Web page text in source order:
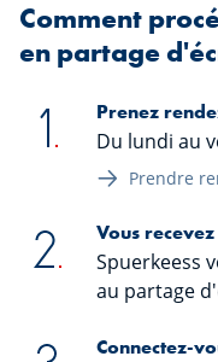
Comment
en partage
Prenez
Du lundi au
Prendre
Vous
Spuerkeess
au partage
Connectez-